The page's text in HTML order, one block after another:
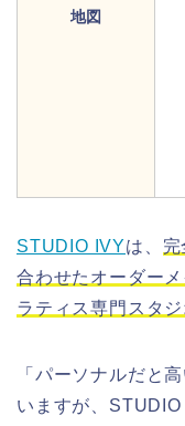
地図
STUDIO IVYは、
合わせたオーダー
ラティス専門スタジ
「パーソナルだと
いますが、